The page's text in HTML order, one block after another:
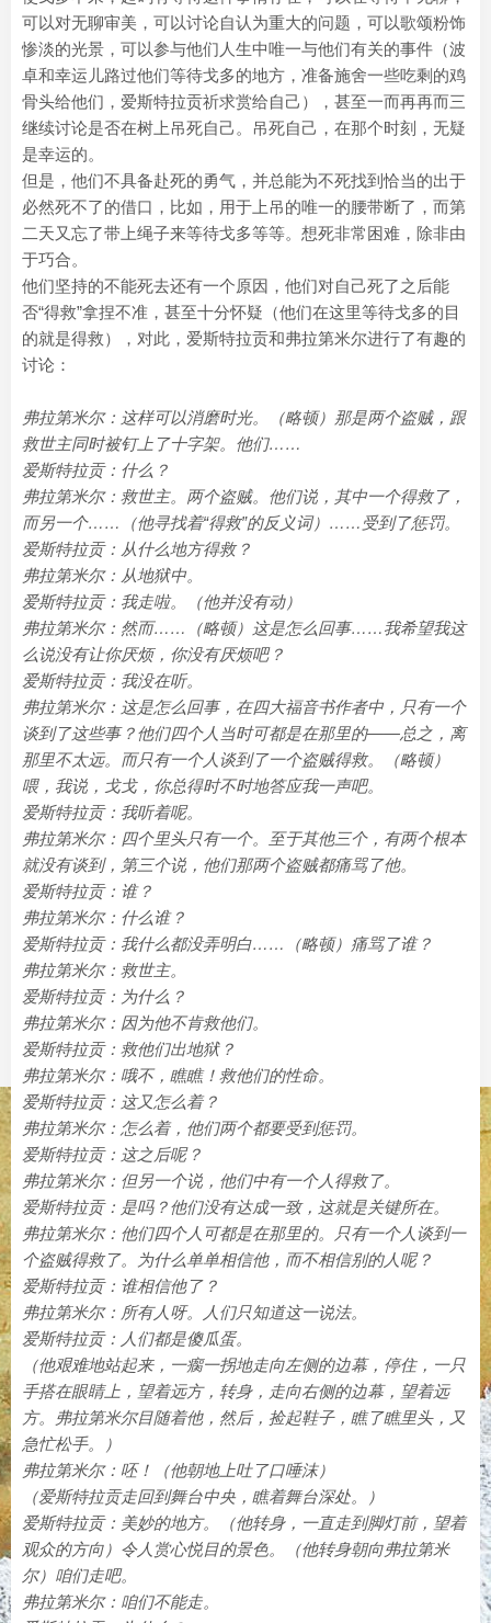
可以对无聊审美，可以讨论自认为重大的问题，可以歌颂粉饰
惨淡的光景，可以参与他们人生中唯一与他们有关的事件（波
卓和幸运儿路过他们等待戈多的地方，准备施舍一些吃剩的鸡
骨头给他们，爱斯特拉贡祈求赏给自己），甚至一而再再而三
继续讨论是否在树上吊死自己。吊死自己，在那个时刻，无疑
是幸运的。
但是，他们不具备赴死的勇气，并总能为不死找到恰当的出于
必然死不了的借口，比如，用于上吊的唯一的腰带断了，而第
二天又忘了带上绳子来等待戈多等等。想死非常困难，除非由
于巧合。
他们坚持的不能死去还有一个原因，他们对自己死了之后能
否“得救”拿捏不准，甚至十分怀疑（他们在这里等待戈多的目
的就是得救），对此，爱斯特拉贡和弗拉第米尔进行了有趣的
讨论：
弗拉第米尔：这样可以消磨时光。（略顿）那是两个盗贼，跟
救世主同时被钉上了十字架。他们……
爱斯特拉贡：什么？
弗拉第米尔：救世主。两个盗贼。他们说，其中一个得救了，
而另一个……（他寻找着“得救”的反义词）……受到了惩罚。
爱斯特拉贡：从什么地方得救？
弗拉第米尔：从地狱中。
爱斯特拉贡：我走啦。（他并没有动）
弗拉第米尔：然而……（略顿）这是怎么回事……我希望我这
么说没有让你厌烦，你没有厌烦吧？
爱斯特拉贡：我没在听。
弗拉第米尔：这是怎么回事，在四大福音书作者中，只有一个
谈到了这些事？他们四个人当时可都是在那里的——总之，离
那里不太远。而只有一个人谈到了一个盗贼得救。（略顿）
喂，我说，戈戈，你总得时不时地答应我一声吧。
爱斯特拉贡：我听着呢。
弗拉第米尔：四个里头只有一个。至于其他三个，有两个根本
就没有谈到，第三个说，他们那两个盗贼都痛骂了他。
爱斯特拉贡：谁？
弗拉第米尔：什么谁？
爱斯特拉贡：我什么都没弄明白……（略顿）痛骂了谁？
弗拉第米尔：救世主。
爱斯特拉贡：为什么？
弗拉第米尔：因为他不肯救他们。
爱斯特拉贡：救他们出地狱？
弗拉第米尔：哦不，瞧瞧！救他们的性命。
爱斯特拉贡：这又怎么着？
弗拉第米尔：怎么着，他们两个都要受到惩罚。
爱斯特拉贡：这之后呢？
弗拉第米尔：但另一个说，他们中有一个人得救了。
爱斯特拉贡：是吗？他们没有达成一致，这就是关键所在。
弗拉第米尔：他们四个人可都是在那里的。只有一个人谈到一
个盗贼得救了。为什么单单相信他，而不相信别的人呢？
爱斯特拉贡：谁相信他了？
弗拉第米尔：所有人呀。人们只知道这一说法。
爱斯特拉贡：人们都是傻瓜蛋。
（他艰难地站起来，一瘸一拐地走向左侧的边幕，停住，一只
手搭在眼睛上，望着远方，转身，走向右侧的边幕，望着远
方。弗拉第米尔目随着他，然后，捡起鞋子，瞧了瞧里头，又
急忙松手。）
弗拉第米尔：呸！（他朝地上吐了口唾沫）
（爱斯特拉贡走回到舞台中央，瞧着舞台深处。）
爱斯特拉贡：美妙的地方。（他转身，一直走到脚灯前，望着
观众的方向）令人赏心悦目的景色。（他转身朝向弗拉第米
尔）咱们走吧。
弗拉第米尔：咱们不能走。